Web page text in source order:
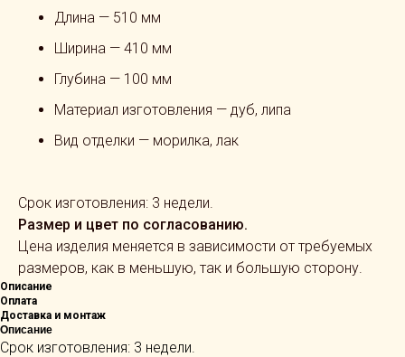
Длина — 510 мм
Ширина — 410 мм
Глубина — 100 мм
Материал изготовления — дуб, липа
Вид отделки — морилка, лак
Срок изготовления: 3 недели.
Размер и цвет по согласованию.
Цена изделия меняется в зависимости от требуемых
размеров, как в меньшую, так и большую сторону.
Описание
Оплата
Доставка и монтаж
Описание
Срок изготовления: 3 недели.